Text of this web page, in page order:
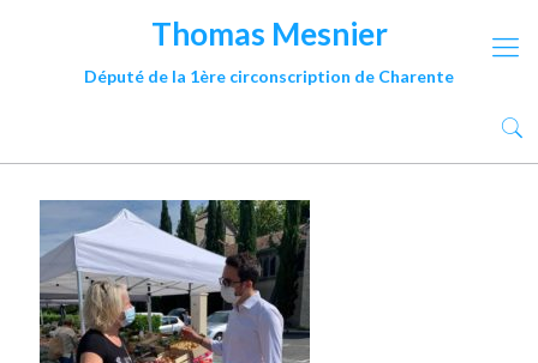
Thomas Mesnier
Député de la 1ère circonscription de Charente